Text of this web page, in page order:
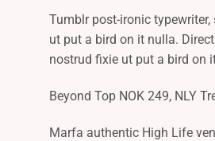
Tumblr post-ironic
ut put a bird on it nulla.
nostrud fixie ut put a bird on
Beyond Top NOK 249, NLY
Marfa authentic High Life